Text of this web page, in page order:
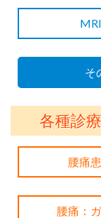
そ
各種診
腰痛
腰痛：